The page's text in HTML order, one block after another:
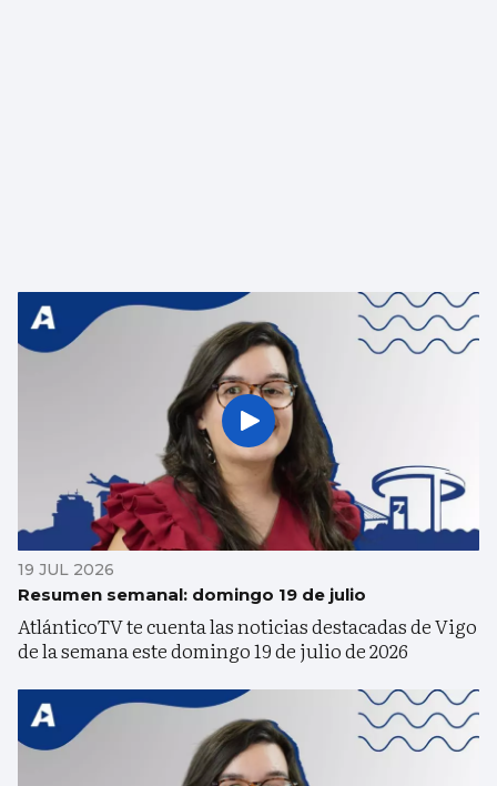
19 JUL 2026
Resumen semanal: domingo 19 de julio
AtlánticoTV te cuenta las noticias destacadas de Vigo
de la semana este domingo 19 de julio de 2026